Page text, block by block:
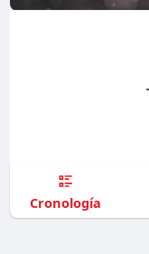
Cronología